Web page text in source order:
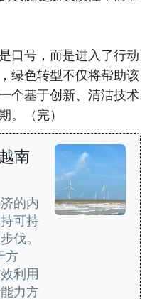
口号，而是进入了行动
绿色转型不仅将帮助该
个基于创新、清洁技术
。（完）
南
的内
可持
伐。
方
利用
力方